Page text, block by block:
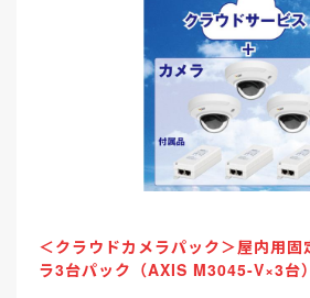
＜クラウドカメラパック＞屋内用固
ラ3台パック（AXIS M3045-V×3台）